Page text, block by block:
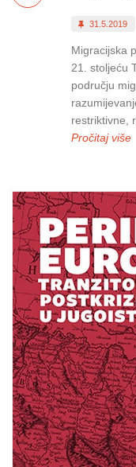
31.5.2019
Migracijska
21. stoljeću
području
restriktivne,
Pročitaj više